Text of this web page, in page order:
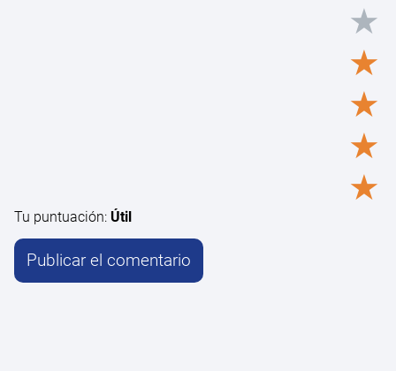
★
★
★
★
★
Tu puntuación: Útil